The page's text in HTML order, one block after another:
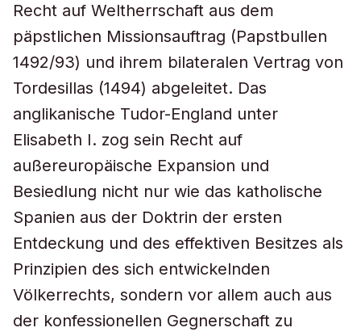
Recht auf Weltherrschaft aus dem
päpstlichen Missionsauftrag (Papstbullen
1492/93) und ihrem bilateralen Vertrag von
Tordesillas (1494) abgeleitet. Das
anglikanische Tudor-England unter
Elisabeth I. zog sein Recht auf
außereuropäische Expansion und
Besiedlung nicht nur wie das katholische
Spanien aus der Doktrin der ersten
Entdeckung und des effektiven Besitzes als
Prinzipien des sich entwickelnden
Völkerrechts, sondern vor allem auch aus
der konfessionellen Gegnerschaft zu